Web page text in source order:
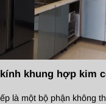
khung hợp kim
là một bộ phận không